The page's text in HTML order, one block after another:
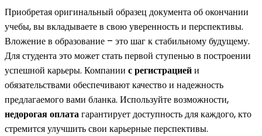
Приобретая оригинальный образец документа об окончании
учебы, вы вкладываете в свою уверенность и перспективы.
Вложение в образование – это шаг к стабильному будущему.
Для студента это может стать первой ступенью в построении
успешной карьеры. Компании с регистрациейи
обязательствами обеспечивают качество и надежность
предлагаемого вами бланка. Используйте возможности,
недорогая оплатагарантирует доступность для каждого, кто
стремится улучшить свои карьерные перспективы.